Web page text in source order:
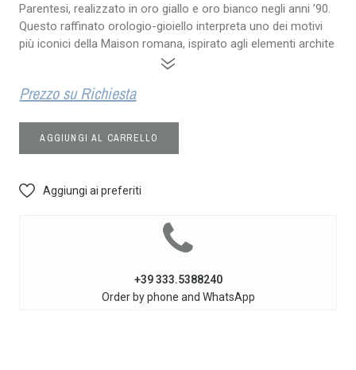
Parentesi, realizzato in oro giallo e oro bianco negli anni ’90.
Questo raffinato orologio-gioiello interpreta uno dei motivi
più iconici della Maison romana, ispirato agli elementi archite
»
Prezzo su Richiesta
AGGIUNGI AL CARRELLO
Aggiungi ai preferiti
+39 333.5388240
Order by phone and WhatsApp